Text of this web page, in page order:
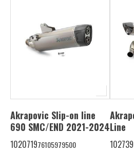
Akrapovic Slip-on line
690 SMC/END 2021-2024
102071976105979500
Line